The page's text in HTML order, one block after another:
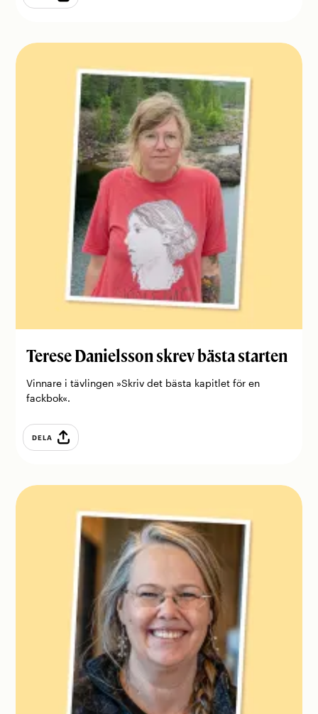
Terese ­Danielsson skrev bästa starten
Vinnare i tävlingen »Skriv det bästa kapitlet för en
fackbok«.
DELA